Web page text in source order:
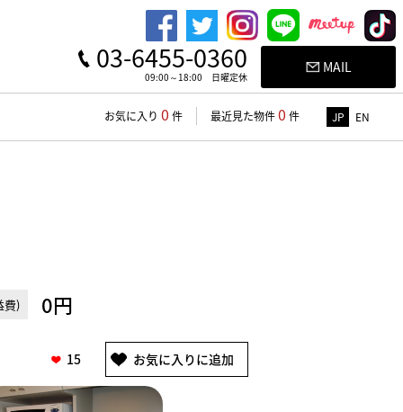
03-6455-0360
09:00～18:00 日曜定休
MAIL
お気に入り 0 件 最近見た物件0 件 JP EN
費) 0円
15